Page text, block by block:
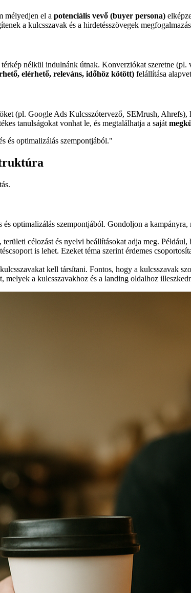
mélyedjen el a potenciális vevő (buyer persona)
a kulcsszavak és a hirdetésszövegek
nélkül indulnánk útnak. Konverziókat szeretne
elérhető, releváns, időhöz kötött) felállítása
(pl. Google Ads Kulcsszótervező, SEMrush,
tanulságokat vonhat le, és megtalálhatja a saját
és optimalizálás szempontjából."
optimalizálás szempontjából. Gondoljon a kampányra,
területi célozást és nyelvi beállításokat adja meg.
is lehet. Ezeket téma szerint érdemes
kell társítani. Fontos, hogy a kulcsszavak
melyek a kulcsszavakhoz és a landing oldalhoz